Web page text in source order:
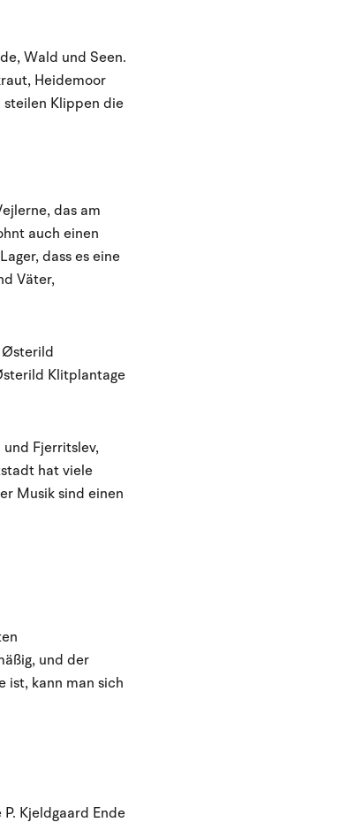
Wald und Seen.
Heidemoor
steilen Klippen die
das am
auch einen
dass es eine
Väter,
Østerild
Klitplantage
Fjerritslev,
hat viele
Musik sind einen
und der
ist, kann man sich
Kjeldgaard Ende